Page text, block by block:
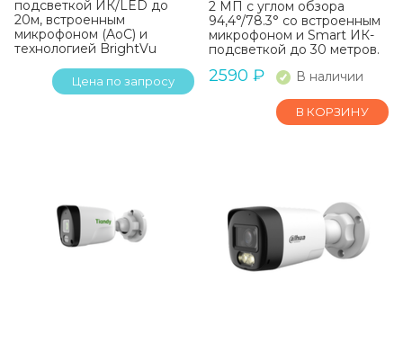
подсветкой ИК/LED до
20м, встроенным
микрофоном (AoC) и
технологией BrightVu
Цена по запросу
2 МП с углом обзора
94,4°/78.3° со встроенным
микрофоном и Smart ИК-
подсветкой до 30 метров.
2590 ₽ В наличии
В КОРЗИНУ